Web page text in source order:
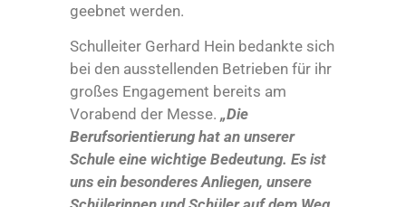
geebnet werden.
Schulleiter Gerhard Hein bedankte sich
bei den ausstellenden Betrieben für ihr
großes Engagement bereits am
Vorabend der Messe.„Die
Berufsorientierung hat an unserer
Schule eine wichtige Bedeutung. Es ist
uns ein besonderes Anliegen, unsere